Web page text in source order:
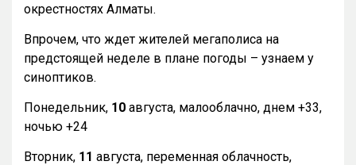
окрестностях Алматы.
Впрочем, что ждет жителей мегаполиса на
предстоящей неделе в плане погоды – узнаем у
синоптиков.
Понедельник, 10 августа, малооблачно, днем +33,
ночью +24
Вторник, 11 августа, переменная облачность,